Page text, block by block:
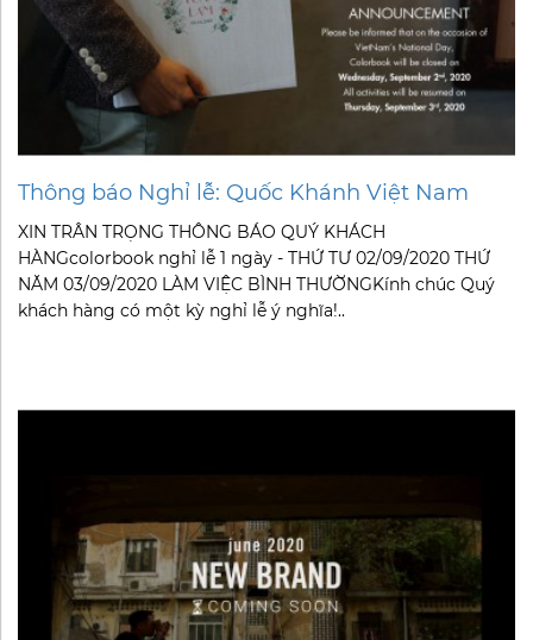
Thông báo Nghỉ lễ: Quốc Khánh Việt Nam
XIN TRÂN TRỌNG THÔNG BÁO QUÝ KHÁCH
HÀNGcolorbook nghỉ lễ 1 ngày - THỨ TƯ 02/09/2020 THỨ
NĂM 03/09/2020 LÀM VIỆC BÌNH THƯỜNGKính chúc Quý
khách hàng có một kỳ nghỉ lễ ý nghĩa!..